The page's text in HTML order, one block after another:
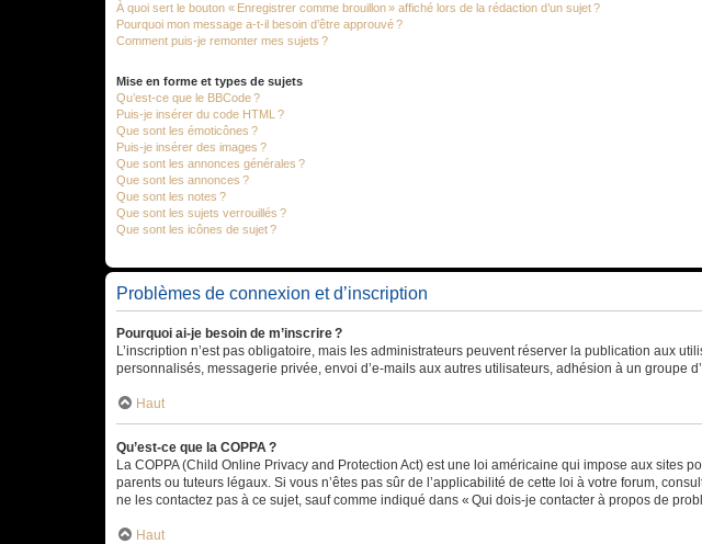
À quoi sert le bouton « Enregistrer comme brouillon » affiché lors de la rédaction d’un sujet ?
Pourquoi mon message a-t-il besoin d’être approuvé ?
Comment puis-je remonter mes sujets ?
Mise en forme et types de sujets
Qu’est-ce que le BBCode ?
Puis-je insérer du code HTML ?
Que sont les émoticônes ?
Puis-je insérer des images ?
Que sont les annonces générales ?
Que sont les annonces ?
Que sont les notes ?
Que sont les sujets verrouillés ?
Que sont les icônes de sujet ?
Problèmes de connexion et d’inscription
Pourquoi ai-je besoin de m’inscrire ?
L’inscription n’est pas obligatoire, mais les administrateurs peuvent réserver la publication aux
personnalisés, messagerie privée, envoi d’e-mails aux autres utilisateurs, adhésion à un groupe
Haut
Qu’est-ce que la COPPA ?
La COPPA (Child Online Privacy and Protection Act) est une loi américaine qui impose aux sites
parents ou tuteurs légaux. Si vous n’êtes pas sûr de l’applicabilité de cette loi à votre forum,
ne les contactez pas à ce sujet, sauf comme indiqué dans « Qui dois-je contacter à propos de
Haut